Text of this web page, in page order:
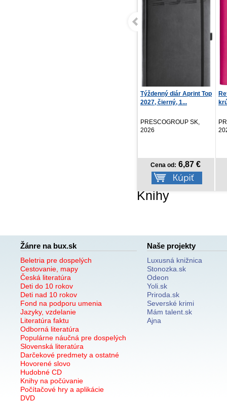
Refill – Týždenný
krúžkový diár s vymeni...
PRESCOGROUP SK,
2026
Cena od: 8,97 €
Knihy
Žánre na bux.sk
Beletria pre dospelých
Cestovanie, mapy
Česká literatúra
Deti do 10 rokov
Deti nad 10 rokov
Fond na podporu umenia
Jazyky, vzdelanie
Literatúra faktu
Odborná literatúra
Populárne náučná pre dospelých
Slovenská literatúra
Darčekové predmety a ostatné
Hovorené slovo
Hudobné CD
Knihy na počúvanie
Počítačové hry a aplikácie
DVD
Naše projekty
Luxusná knižnica
Stonozka.sk
Odeon
Yoli.sk
Priroda.sk
Severské krimi
Mám talent.sk
Ajna